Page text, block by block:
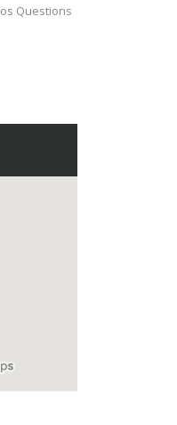
Questions